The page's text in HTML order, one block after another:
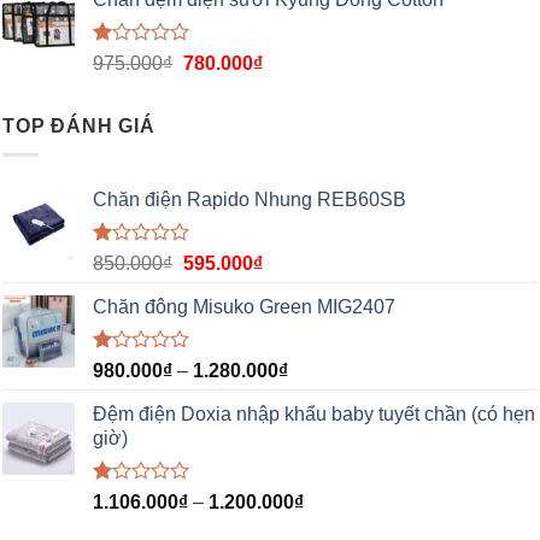
Được
1.00
5
975.000₫ 780.000₫
TOP ĐÁNH GIÁ
Chăn điện Rapido Nhung REB60SB
Được
hạng
1.00
5
850.000₫ 595.000₫
Chăn đông Misuko Green MIG2407
Được
hạng
1.00
5
sao
980.000₫ – 1.280.000₫
Đệm điện Doxia nhập khẩu baby tuyết chần (có hẹn
giờ)
Được
1.106.000₫ – 1.200.000₫